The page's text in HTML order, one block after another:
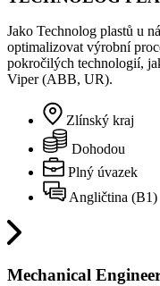
Jako Technolog plastů u
optimalizovat výrobní
pokročilých technologií,
Viper (ABB, UR).
Zlínský kraj
Dohodou
Plný úvazek
Angličtina (B1)
Mechanical